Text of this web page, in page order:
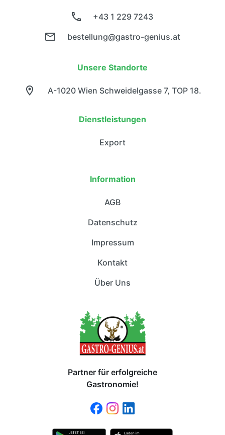
+43 1 229 7243
bestellung@gastro-genius.at
Unsere Standorte
A-1020 Wien Schweidelgasse 7, TOP 18.
Dienstleistungen
Export
Information
AGB
Datenschutz
Impressum
Kontakt
Über Uns
Partner für erfolgreiche
Gastronomie!